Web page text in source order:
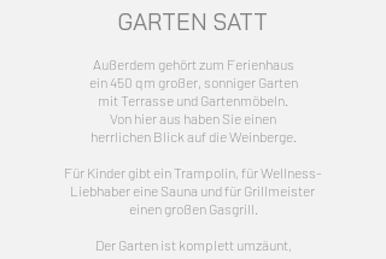
GARTEN SATT
Außerdem gehört zum Ferienhaus
ein 450 qm großer, sonniger Garten
mit Terrasse und Gartenmöbeln.
Von hier aus haben Sie einen
herrlichen Blick auf die Weinberge.
Für Kinder gibt ein Trampolin, für Wellness-
Liebhaber eine Sauna und für Grillmeister
einen großen Gasgrill.
Der Garten ist komplett umzäunt,